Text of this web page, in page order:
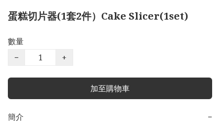
蛋糕切片器(1套2件）Cake Slicer(1set)
數量
−
+
加至購物車
簡介 −